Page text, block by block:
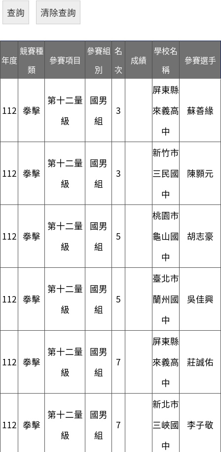
年度
競賽種
類
參賽項目
參賽組
別
名
次
成績
學校名
稱
參賽選手
112 拳擊
第十二量
級
國男
組
3
屏東縣
來義高
中
蘇善緣
112 拳擊
第十二量
級
國男
組
3
新竹市
三民國
中
陳顥元
112 拳擊
第十二量
級
國男
組
5
桃園市
龜山國
中
胡志豪
112 拳擊
第十二量
級
國男
組
5
臺北市
蘭州國
中
吳佳興
112 拳擊
第十二量
級
國男
組
7
屏東縣
來義高
中
莊誠佑
112 拳擊
第十二量
級
國男
組
7
新北市
三峽國
中
李子敬